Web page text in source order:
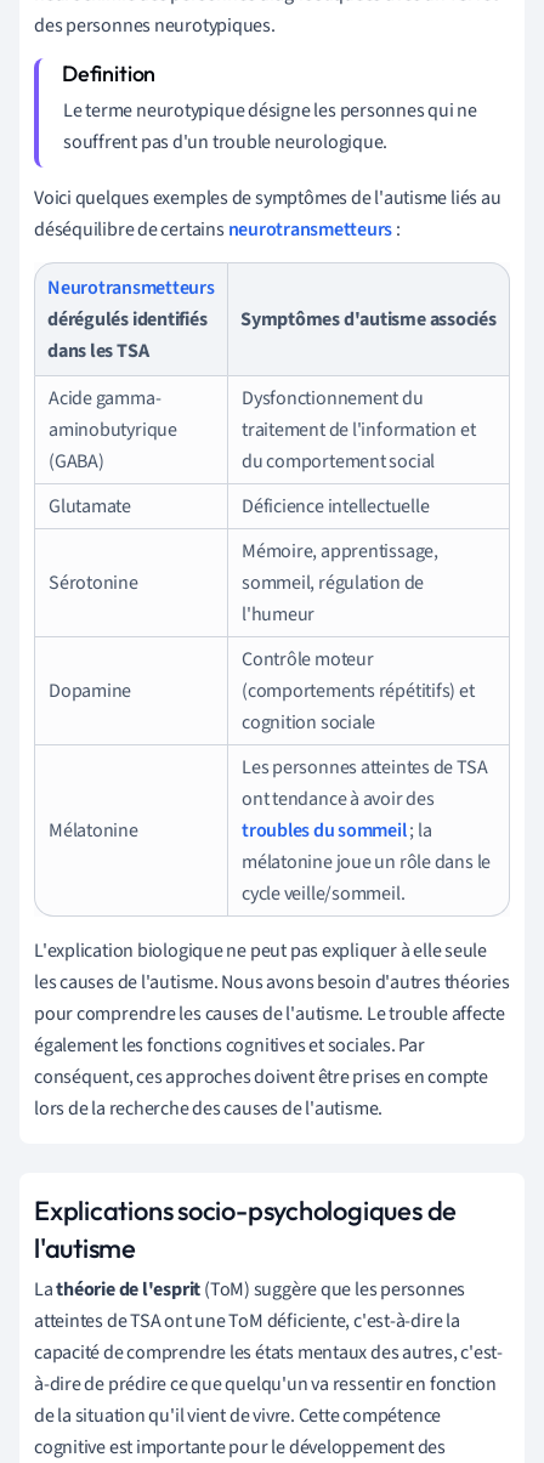
des personnes neurotypiques.
Le terme neurotypique désigne les personnes qui ne
souffrent pas d'un trouble neurologique.
Voici quelques exemples de symptômes de l'autisme liés au
déséquilibre de certainsneurotransmetteurs:
Neurotransmetteurs
dérégulés identifiés
dans les TSA
Symptômes d'autisme associés
Acide gamma-
aminobutyrique
(GABA)
Dysfonctionnement du
traitement de l'information et
du comportement social
Glutamate
Déficience intellectuelle
Sérotonine
Mémoire, apprentissage,
sommeil, régulation de
l'humeur
Dopamine
Contrôle moteur
(comportements répétitifs) et
cognition sociale
Mélatonine
Les personnes atteintes de TSA
ont tendance à avoir des
troubles du sommeil; la
mélatonine joue un rôle dans le
cycle veille/sommeil.
L'explication biologique ne peut pas expliquer à elle seule
les causes de l'autisme. Nous avons besoin d'autres théories
pour comprendre les causes de l'autisme. Le trouble affecte
également les fonctions cognitives et sociales. Par
conséquent, ces approches doivent être prises en compte
lors de la recherche des causes de l'autisme.
Explications socio-psychologiques de
l'autisme
Lathéorie de l'esprit(ToM)suggère que les personnes
atteintes de TSA ont une ToM déficiente, c'est-à-dire la
capacité de comprendre les états mentaux des autres, c'est-
à-dire de prédire ce que quelqu'un va ressentir en fonction
de la situation qu'il vient de vivre. Cette compétence
cognitive est importante pour le développement des